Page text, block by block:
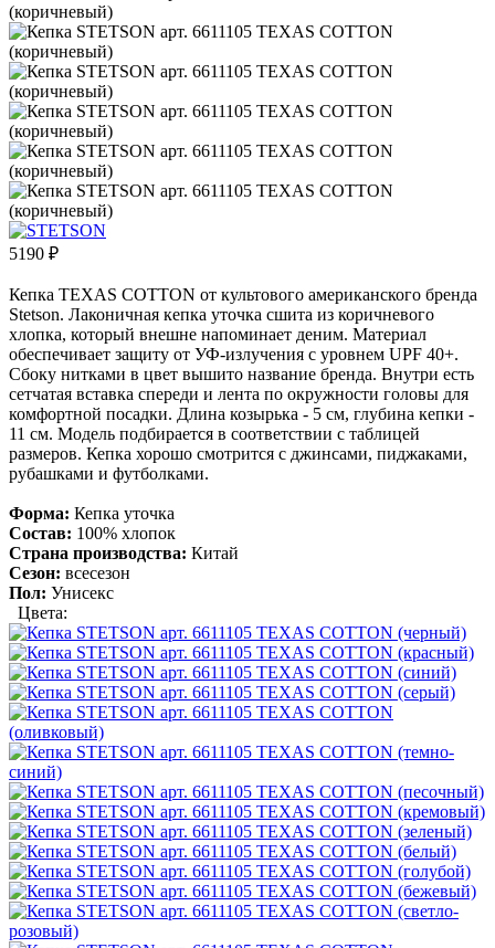
5190 ₽
Кепка TEXAS COTTON от культового американского бренда
Stetson. Лаконичная кепка уточка сшита из коричневого
хлопка, который внешне напоминает деним. Материал
обеспечивает защиту от УФ-излучения с уровнем UPF 40+.
Сбоку нитками в цвет вышито название бренда. Внутри есть
сетчатая вставка спереди и лента по окружности головы для
комфортной посадки. Длина козырька - 5 см, глубина кепки -
11 см. Модель подбирается в соответствии с таблицей
размеров. Кепка хорошо смотрится с джинсами, пиджаками,
рубашками и футболками.
Форма: Кепка уточка
Состав: 100% хлопок
Страна производства: Китай
Сезон: всесезон
Пол: Унисекс
Цвета: